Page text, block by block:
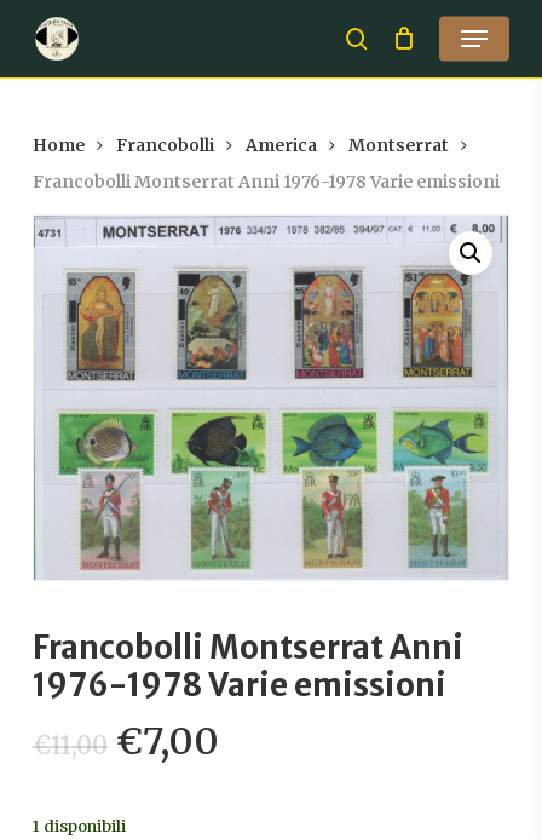
main
search
Menu
Home Francobolli America
Montserrat
Francobolli Montserrat Anni 1976-1978 Varie emissioni
Francobolli Montserrat Anni
1976-1978 Varie emissioni
€11,00 Il
prezzo
originale
€7,00
1 disponibili
Close